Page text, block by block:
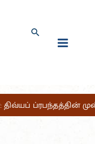
ப்ரபந்தத்தின்